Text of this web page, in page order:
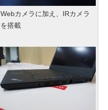
Webカメラに加え、IRカメラ
を搭載